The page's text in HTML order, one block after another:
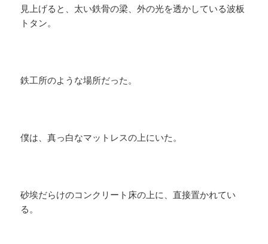
見上げると、太い鉄骨の梁、外の光を透かしている波板
トタン。
鉄工所のような場所だった。
僕は、真っ白なマットレスの上にいた。
砂埃だらけのコンクリート床の上に、直接置かれてい
る。